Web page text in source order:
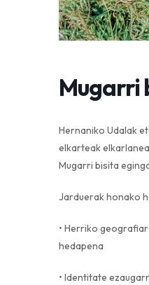
Mugarri
Hernaniko Udalak
elkarteak
Mugarri bisita
Jarduerak honako
• Herriko
hedapena
• Identitate